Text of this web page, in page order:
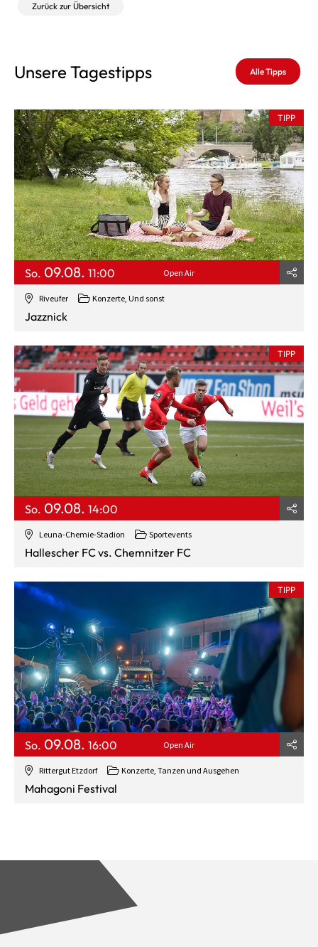
Zurück zur Übersicht
Unsere Tagestipps Alle Tipps
Riveufer Konzerte, Und sonst
TIPP
So. 09.08. 11:00 Open Air
Jazznick
Leuna-Chemie-Stadion Sportevents
TIPP
So. 09.08. 14:00
Hallescher FC vs. Chemnitzer FC
Rittergut Etzdorf Konzerte, Tanzen und Ausgehen
TIPP
So. 09.08. 16:00 Open Air
Mahagoni Festival